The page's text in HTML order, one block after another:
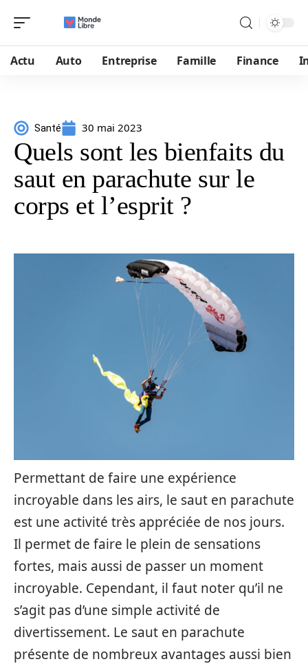
Actu Auto Entreprise Famille Finance
Santé 30 mai 2023
Quels sont les bienfaits du
saut en parachute sur le
corps et l’esprit ?
Permettant de faire une expérience
incroyable dans les airs, le saut en parachute
est une activité très appréciée de nos jours.
Il permet de faire le plein de sensations
fortes, mais aussi de passer un moment
incroyable. Cependant, il faut noter qu’il ne
s’agit pas d’une simple activité de
divertissement. Le saut en parachute
présente de nombreux avantages aussi bien